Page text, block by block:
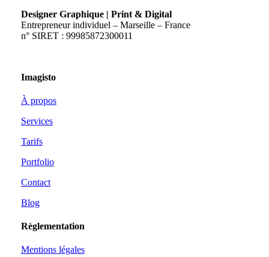
Designer Graphique | Print & Digital
Entrepreneur individuel – Marseille – France
n° SIRET : 99985872300011
Imagisto
À propos
Services
Tarifs
Portfolio
Contact
Blog
Règlementation
Mentions légales